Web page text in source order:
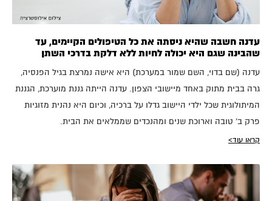
עדנה חשבה שהיא ניסתה את כל הטיפולים הקיימים, עד
שהבינה שגם היא יכולה לחיות ללא דלקת בדרכי השתן
עדנה (שם בדוי, השם שמור במערכת) היא אישה נמרצת בגיל הפנסיה,
גרה בבית מתוק באחד מיישובי הצפון. עדנה הייתה גננת מוערכת, הגננת
המיתולוגית שכל ילדי היישוב גדלו על ברכיה, וכיום היא נהנית מזוגיות
פרק ב' טובה וארוכת שנים ומהנכדים שממלאים את הבית.
קראו עוד>